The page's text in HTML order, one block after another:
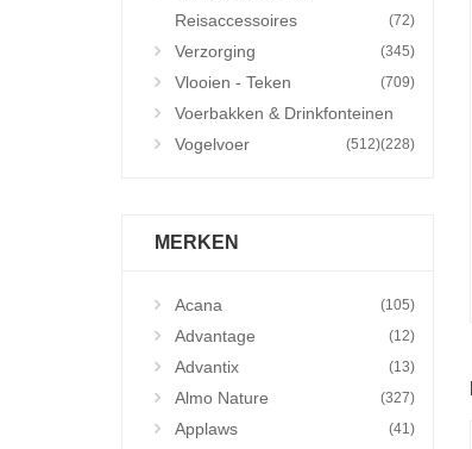
Reisaccessoires
(72)
Verzorging (345)
Vlooien - Teken (709)
Voerbakken & Drinkfonteinen
(228)
Vogelvoer (512)
MERKEN
Acana (105)
Advantage (12)
Advantix (13)
Almo Nature (327)
Applaws (41)